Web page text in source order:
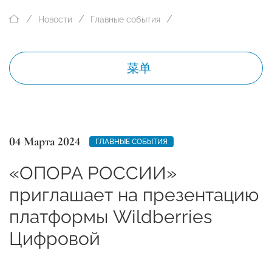
Новости Главные события
菜单
04 Марта 2024 ГЛАВНЫЕ СОБЫТИЯ
«ОПОРА РОССИИ»
приглашает на презентацию
платформы Wildberries
Цифровой